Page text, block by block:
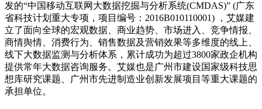
发的“中国移动互联网大数据挖掘与分析系统(CMDAS)” (广东
省科技计划重大专项，项目编号：2016B010110001) ，艾媒建
立了面向全球的宏观数据、商业趋势、市场进入、竞争情报、
商情舆情、消费行为、销售数据及营销效果等多维度的线上、
线下大数据监测与分析体系，累计成功为超过3800家政企机构
提供常年大数据咨询服务。艾媒也是广州市建设国家级科技思
想库研究课题、广州市先进制造业创新发展项目等重大课题的
承担单位。